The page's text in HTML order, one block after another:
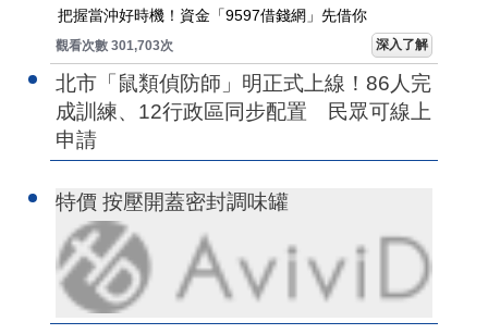
把握當沖好時機！資金「9597借錢網」先借你
觀看次數 301,703次 深入了解
北市「鼠類偵防師」明正式上線！86人完
成訓練、12行政區同步配置 民眾可線上
申請
特價 按壓開蓋密封調味罐